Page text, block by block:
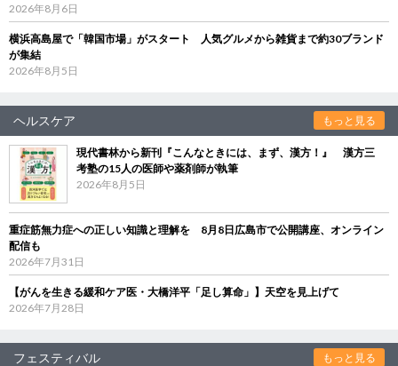
2026年8月6日
横浜高島屋で「韓国市場」がスタート 人気グルメから雑貨まで約30ブランド
が集結
2026年8月5日
ヘルスケア もっと見る
現代書林から新刊『こんなときには、まず、漢方！』 漢方三
考塾の15人の医師や薬剤師が執筆
2026年8月5日
重症筋無力症への正しい知識と理解を 8月8日広島市で公開講座、オンライン
配信も
2026年7月31日
【がんを生きる緩和ケア医・大橋洋平「足し算命」】天空を見上げて
2026年7月28日
フェスティバル もっと見る